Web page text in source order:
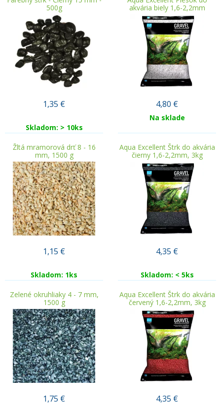
500g
1,35 €
Skladom: > 10ks
akvária biely 1,6-2,2mm
4,80 €
Na sklade
Žltá mramorová drť 8 - 16
mm, 1500 g
1,15 €
Skladom: 1ks
Aqua Excellent Štrk do akvária
čierny 1,6-2,2mm, 3kg
4,35 €
Skladom: < 5ks
Zelené okruhliaky 4 - 7 mm,
1500 g
1,75 €
Aqua Excellent Štrk do akvária
červený 1,6-2,2mm, 3kg
4,35 €